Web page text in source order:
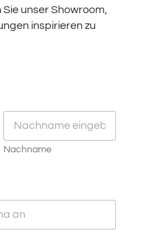
unser Showroom,
inspirieren zu
Nachname